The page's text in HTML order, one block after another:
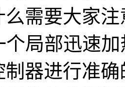
么需要大家
局部迅速加
制器进行准